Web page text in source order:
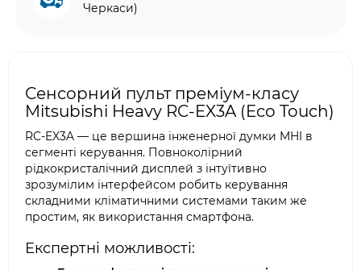
Черкаси)
Сенсорний пульт преміум-класу
Mitsubishi Heavy RC-EX3A (Eco Touch)
RC-EX3A — це вершина інженерної думки MHI в
сегменті керування. Повноколірний
рідкокристалічний дисплей з інтуїтивно
зрозумілим інтерфейсом робить керування
складними кліматичними системами таким же
простим, як використання смартфона.
Експертні можливості: